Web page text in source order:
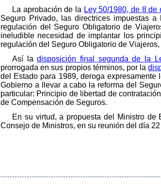
La aprobación de la Ley 50/1980, de 8 de
Seguro Privado, las directrices impuestas
regulación del Seguro Obligatorio de
ineludible necesidad de implantar los
regulación del Seguro Obligatorio de
Así ladisposición final segunda de la
prorrogada en sus propios términos, por la
del Estado para 1989, deroga
Gobierno a llevar a cabo la reforma del
particular: Principio de libertad de
de Compensación de Seguros.
En su virtud, a propuesta del Ministro
Consejo de Ministros, en su reunión del día